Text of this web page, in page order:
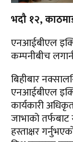
भदौ १२,
एनआईबीएल
कम्पनीबीच
बिहीबार
एनआईबीएल
कार्यकारी
जाभाको
हस्ताक्षर